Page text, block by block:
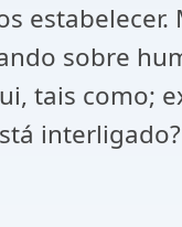
sobre
tais como;